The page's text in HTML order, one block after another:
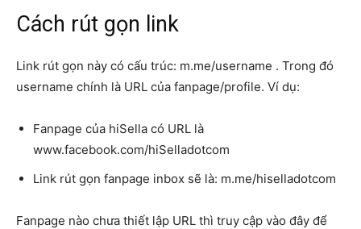
Cách rút gọn link
Link rút gọn này có cấu trúc: m.me/username . Trong đó
username chính là URL của fanpage/profile. Ví dụ:
Fanpage của hiSella có URL là
www.facebook.com/hiSelladotcom
Link rút gọn fanpage inbox sẽ là: m.me/hiselladotcom
Fanpage nào chưa thiết lập URL thì truy cập vào đây để